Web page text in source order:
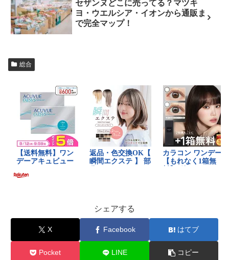
セザンヌどこに売ってる？マツキ
ヨ・ウエルシア・イオンから通販ま
で完全マップ！
総合
シェアする
X Facebook はてブ
Pocket LINE コピー